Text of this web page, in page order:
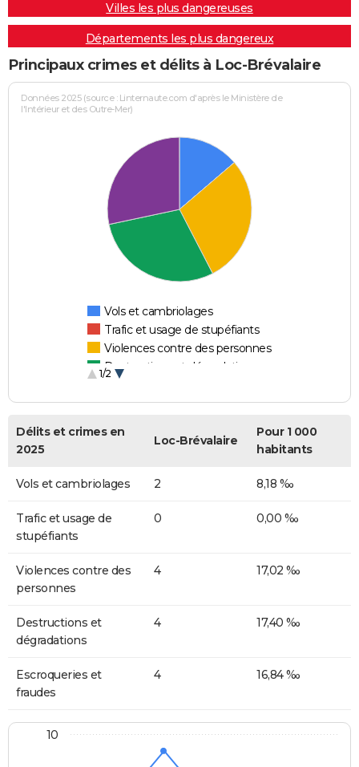
Villes les plus dangereuses
Départements les plus dangereux
Principaux crimes et délits à Loc-Brévalaire
Données 2025 (source : Linternaute.com d'après le Ministère de
l'Intérieur et des Outre-Mer)
Vols et cambriolages
Trafic et usage de stupéfiants
Violences contre des personnes
Destructions et dégradations
1/2
Délits et crimes en
2025
Loc-Brévalaire
Pour 1 000
habitants
Vols et cambriolages 2 8,18 ‰
Trafic et usage de
stupéfiants
0 0,00 ‰
Violences contre des
personnes
4 17,02 ‰
Destructions et
dégradations
4 17,40 ‰
Escroqueries et
fraudes
4 16,84 ‰
10